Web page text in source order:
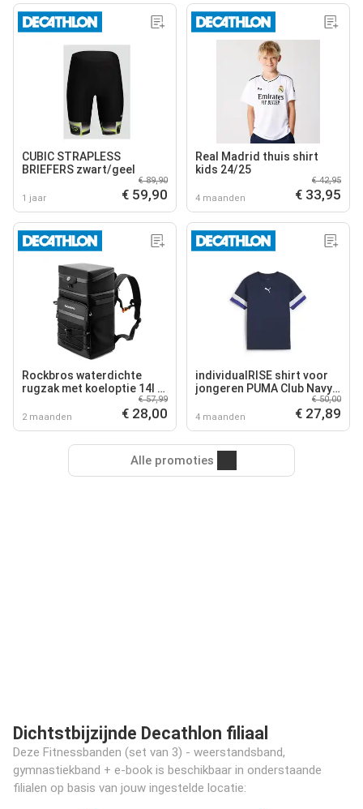
CUBIC STRAPLESS
BRIEFERS zwart/geel
1 jaar
€ 89,90
€ 59,90
Real Madrid thuis shirt
kids 24/25
4 maanden
€ 42,95
€ 33,95
Rockbros waterdichte
rugzak met koeloptie 14l -
2 maanden
€ 57,99
€ 28,00
individualRISE shirt voor
jongeren PUMA Club Navy
4 maanden
€ 50,00
€ 27,89
Alle promoties
Dichtstbijzijnde Decathlon filiaal
Deze Fitnessbanden (set van 3) - weerstandsband,
gymnastiekband + e-book is beschikbaar in onderstaande
filialen op basis van jouw ingestelde locatie: